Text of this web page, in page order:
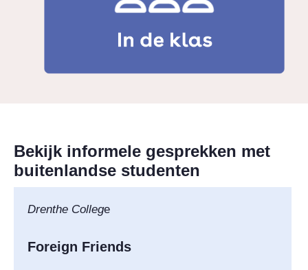
Bekijk informele gesprekken met
buitenlandse studenten
Drenthe College
Foreign Friends